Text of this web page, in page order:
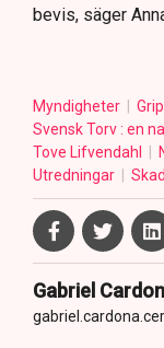
bevis, säger
Myndigheter
Svensk Torv : en
Tove Lifvendahl
Utredningar
Gabriel